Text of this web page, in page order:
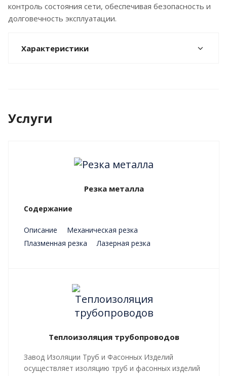
контроль состояния сети, обеспечивая безопасность и
долговечность эксплуатации.
Характеристики
Услуги
Резка металла
Содержание
Описание
Механическая резка
Плазменная резка
Лазерная резка
Теплоизоляция трубопроводов
Завод Изоляции Труб и Фасонных Изделий
осуществляет изоляцию труб и фасонных изделий